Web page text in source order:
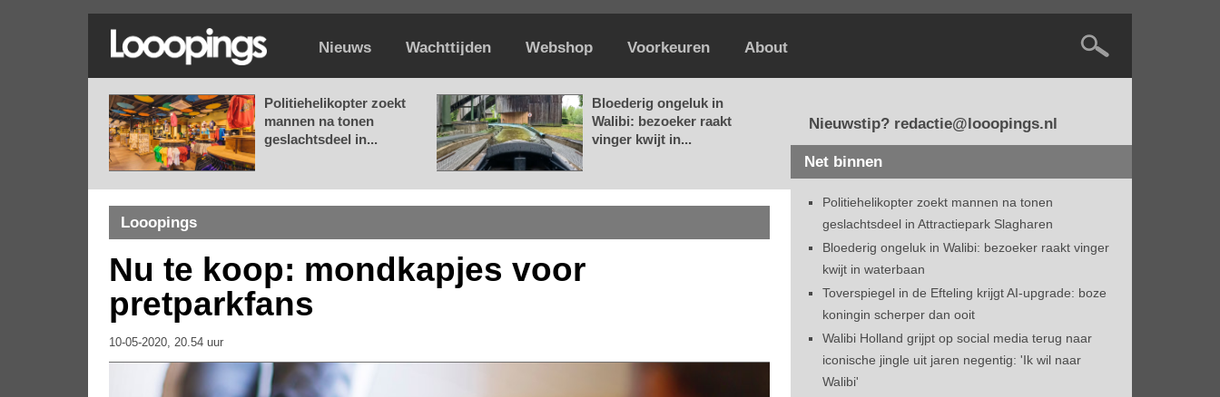
Nieuws Wachttijden Webshop Voorkeuren About
Politiehelikopter zoekt
mannen na tonen
geslachtsdeel in...
Bloederig ongeluk in
Walibi: bezoeker raakt
vinger kwijt in...
Looopings
Nu te koop: mondkapjes voor
pretparkfans
10-05-2020, 20.54 uur
Nieuwstip? redactie@looopings.nl
Net binnen
Politiehelikopter zoekt mannen na tonen
geslachtsdeel in Attractiepark Slagharen
Bloederig ongeluk in Walibi: bezoeker raakt vinger
kwijt in waterbaan
Toverspiegel in de Efteling krijgt AI-upgrade: boze
koningin scherper dan ooit
Walibi Holland grijpt op social media terug naar
iconische jingle uit jaren negentig: 'Ik wil naar
Walibi'